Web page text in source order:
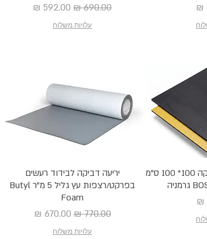
מחיר רגיל‏690.00 ‏₪ מחיר מבצע
עלויות משלוח
יריעה חוסמת רעש דביקה 100* 100 ס"מ
יריעה דביקה לבידוד רעשים
בפרקט/רצפות עץ גליל 5 מ"ר Butyl
Foam
מחיר רגיל‏770.00 ‏₪ מחיר מבצע
עלויות משלוח